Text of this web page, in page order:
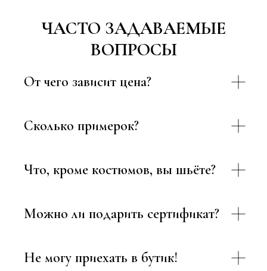
ЧАСТО ЗАДАВАЕМЫЕ
ВОПРОСЫ
От чего зависит цена?
Сколько примерок?
Что, кроме костюмов, вы шьёте?
Можно ли подарить сертификат?
Не могу приехать в бутик!